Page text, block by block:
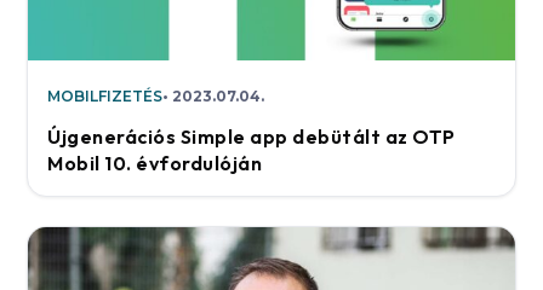
MOBILFIZETÉS 2023.07.04.
Újgenerációs Simple app debütált az OTP
Mobil 10. évfordulóján